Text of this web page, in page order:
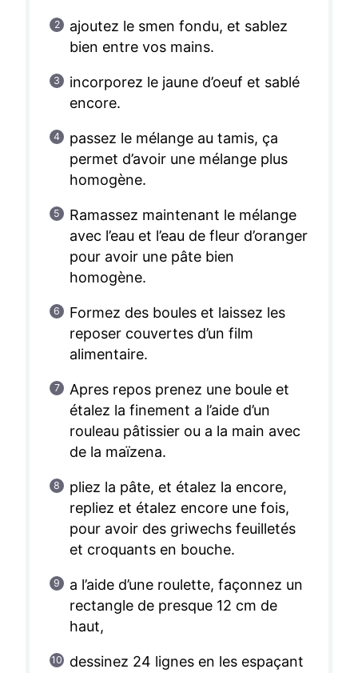
ajoutez le smen fondu, et sablez
bien entre vos mains.
incorporez le jaune d’oeuf et sablé
encore.
passez le mélange au tamis, ça
permet d’avoir une mélange plus
homogène.
Ramassez maintenant le mélange
avec l’eau et l’eau de fleur d’oranger
pour avoir une pâte bien
homogène.
Formez des boules et laissez les
reposer couvertes d’un film
alimentaire.
Apres repos prenez une boule et
étalez la finement a l’aide d’un
rouleau pâtissier ou a la main avec
de la maïzena.
pliez la pâte, et étalez la encore,
repliez et étalez encore une fois,
pour avoir des griwechs feuilletés
et croquants en bouche.
a l’aide d’une roulette, façonnez un
rectangle de presque 12 cm de
haut,
dessinez 24 lignes en les espaçant